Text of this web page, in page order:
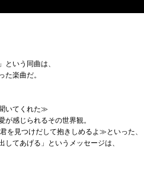
という同曲は、
楽曲だ。
いてくれた≫
感じられるその世界観。
を見つけだして抱きしめるよ≫といった、
してあげる」というメッセージは、